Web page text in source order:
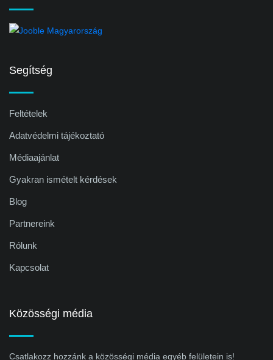
Segítség
Feltételek
Adatvédelmi tájékoztató
Médiaajánlat
Gyakran ismételt kérdések
Blog
Partnereink
Rólunk
Kapcsolat
Közösségi média
Csatlakozz hozzánk a közösségi média egyéb felületein is!